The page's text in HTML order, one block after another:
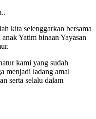
kita selenggarkan bersama
Yatim binaan Yayasan
kami yang sudah
menjadi ladang amal
serta selalu dalam